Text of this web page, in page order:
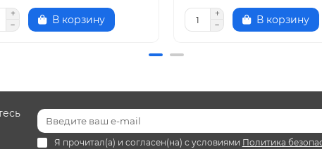
В корзину В корзину
Я прочитал(а) и согласен(на) с условиями Политика